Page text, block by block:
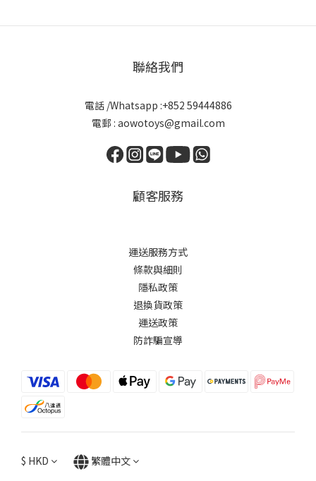
聯絡我們
電話 /Whatsapp :+852 59444886
電郵 : aowotoys@gmail.com
顧客服務
運送服務方式
條款與細則
隱私政策
退換貨政策
運送政策
防詐騙宣導
$ HKD 繁體中文